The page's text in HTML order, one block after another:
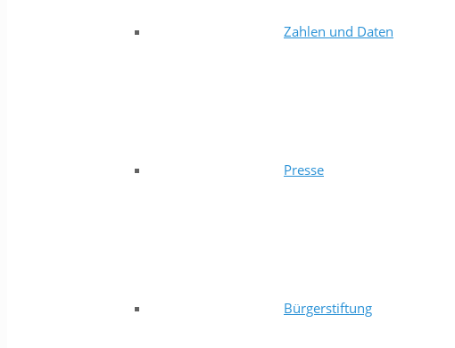
Zahlen und Daten
Presse
Bürgerstiftung